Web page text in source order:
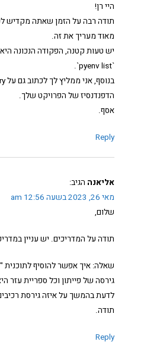
היי רן!
תודה רבה על הזמן שאתה מקדיש
מאוד מעריך את זה.
`pyenv list`.
הדפנדנסיז של הפרויקט שלך.
אסף.
Reply
אליאנה הגיב:
מאי 26, 2023 בשעה 12:56 am
שלום,
תודה על המדריכים. יש עניין
שאלה: איך אפשר להוסיף לתוכנית
גירסה של פייתון וכל ספריית עזר
לדעת בהמשך על איזה גירסת
תודה.
Reply